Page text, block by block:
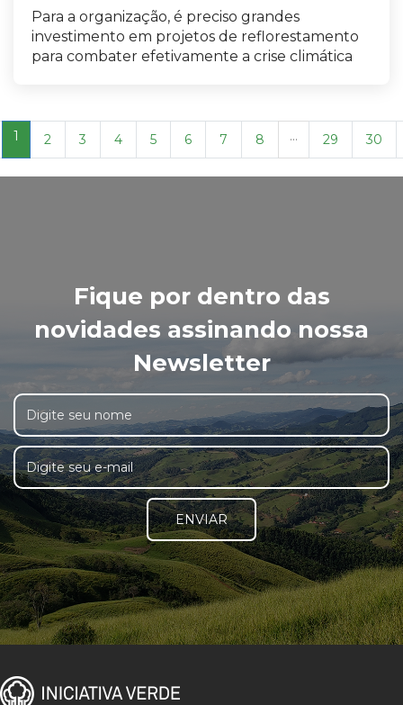
Para a organização, é preciso grandes
investimento em projetos de reflorestamento
para combater efetivamente a crise climática
1 2 3 4 5 6 7 8 ... 29 30
Fique por dentro das
novidades assinando nossa
Newsletter
ENVIAR